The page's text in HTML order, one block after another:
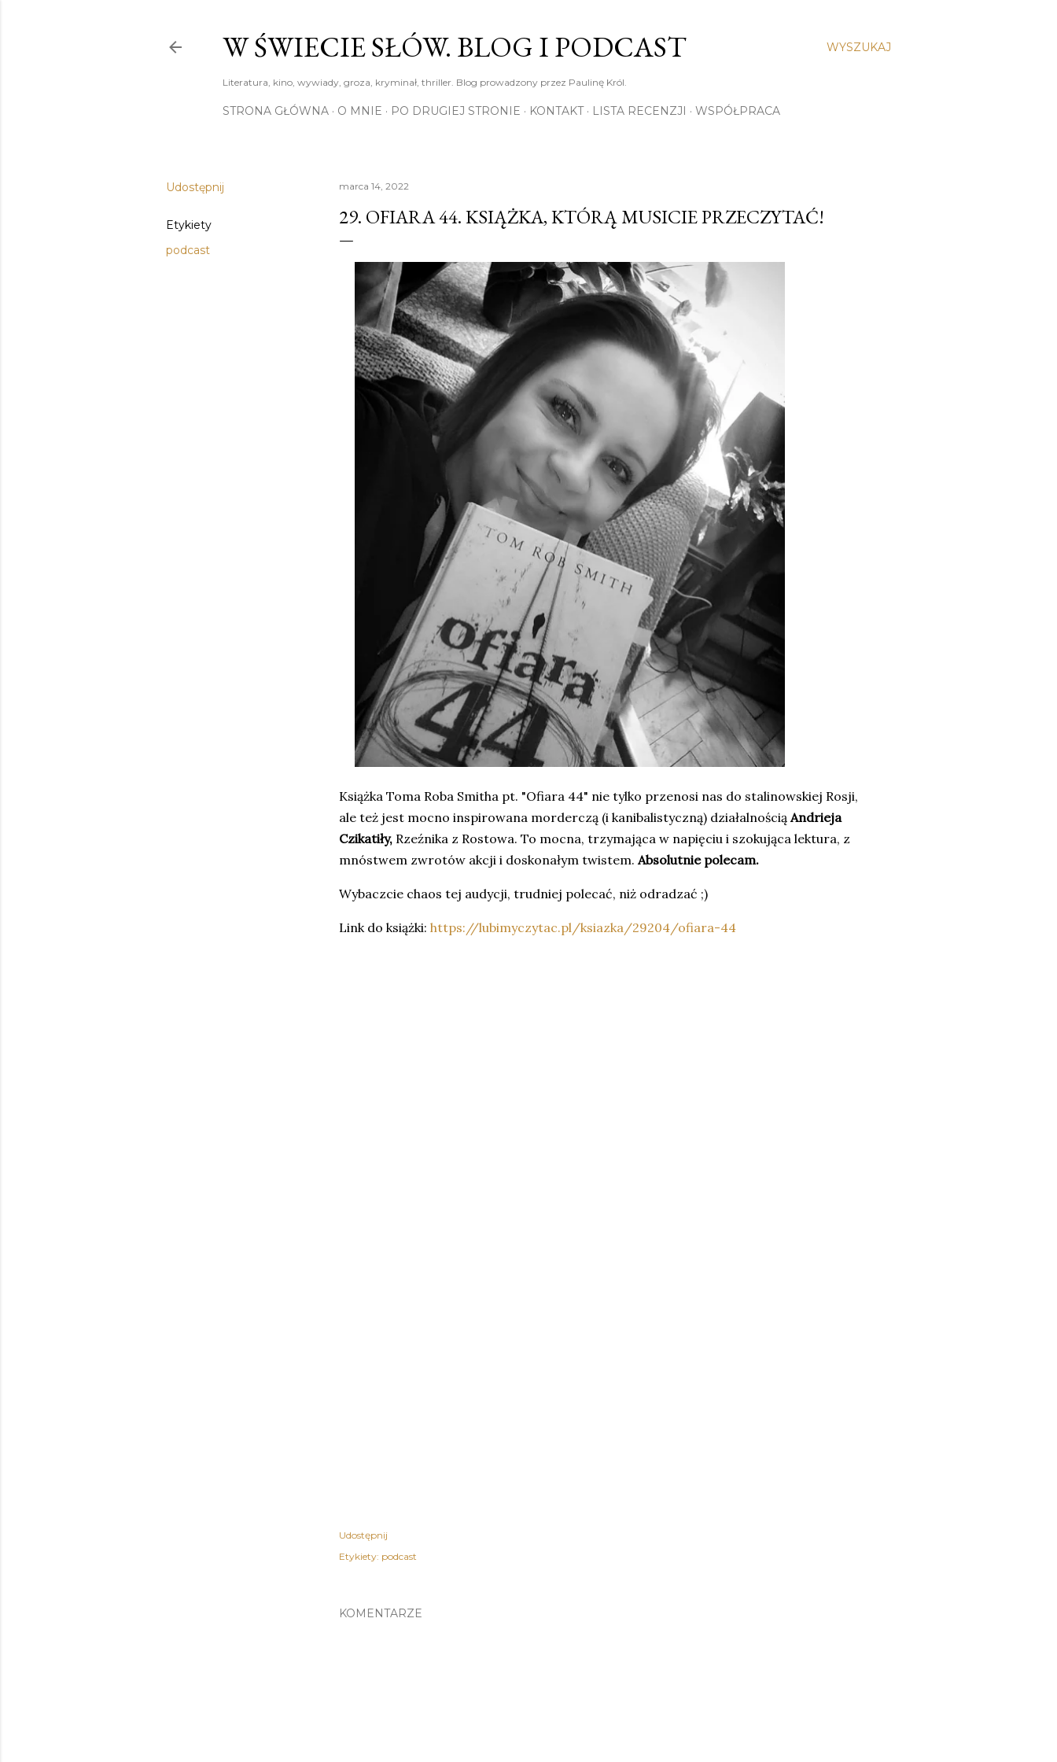
WYSZUKAJ
W ŚWIECIE SŁÓW. BLOG I PODCAST
Literatura, kino, wywiady, groza, kryminał, thriller. Blog prowadzony przez Paulinę Król.
STRONA GŁÓWNA O MNIE PO DRUGIEJ STRONIE KONTAKT LISTA RECENZJI WSPÓŁPRACA
Udostępnij
Etykiety
podcast
marca 14, 2022
29. OFIARA 44. KSIĄŻKA, KTÓRĄ MUSICIE PRZECZYTAĆ!
Książka Toma Roba Smitha pt. "Ofiara 44" nie tylko przenosi nas do stalinowskiej Rosji,
ale też jest mocno inspirowana morderczą (i kanibalistyczną) działalnościąAndrieja
Czikatiły, Rzeźnika z Rostowa. To mocna, trzymająca w napięciu i szokująca lektura, z
mnóstwem zwrotów akcji i doskonałym twistem. Absolutnie polecam.
Wybaczcie chaos tej audycji, trudniej polecać, niż odradzać ;)
Link do książki: https://lubimyczytac.pl/ksiazka/29204/ofiara-44
Udostępnij
Etykiety: podcast
KOMENTARZE